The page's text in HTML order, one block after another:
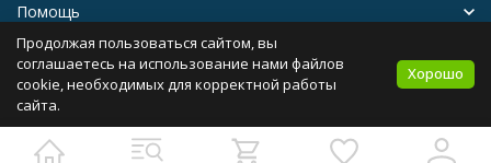
Помощь
Бренды
Политика персональных данных Карта сайта
Продолжая пользоваться сайтом, вы
соглашаетесь на использование нами файлов
cookie, необходимых для корректной работы
сайта.
Хорошо